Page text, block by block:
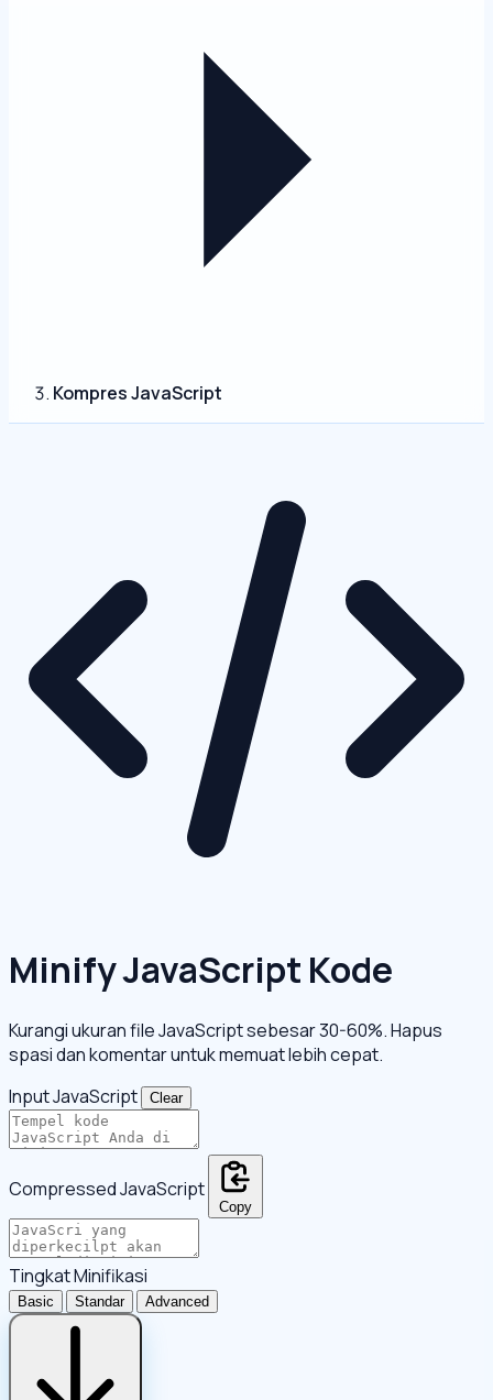
Kompres JavaScript
Minify JavaScript Kode
Kurangi ukuran file JavaScript sebesar 30-60%. Hapus
spasi dan komentar untuk memuat lebih cepat.
Input JavaScript
Clear
Compressed JavaScript
Copy
Tingkat Minifikasi
Basic Standar Advanced